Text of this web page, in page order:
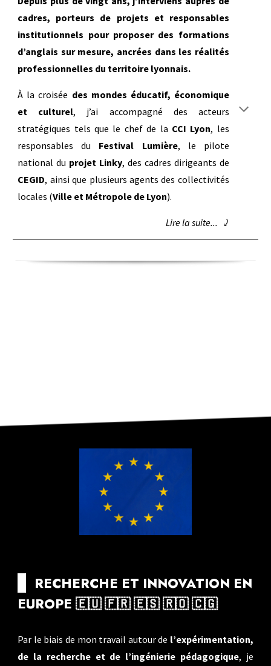
cadres, porteurs de projets et responsables
institutionnels pour proposer des formations
d’anglais sur mesure, ancrées dans les réalités
professionnelles du territoire lyonnais.
À la croisée des mondes éducatif, économique
et culturel, j’ai accompagné des acteurs
stratégiques tels que le chef de la CCI Lyon, les
responsables du Festival Lumière, le pilote
national du projet Linky, des cadres dirigeants de
CEGID, ainsi que plusieurs agents des collectivités
locales (Ville et Métropole de Lyon).
Lire la suite... ⤸
RECHERCHE ET INNOVATION EN
EUROPE 🇪🇺 🇫🇷 🇪🇸 🇷🇴 🇨🇬
Par le biais de mon travail autour de l’expérimentation,
de la recherche et de l’ingénierie pédagogique, je